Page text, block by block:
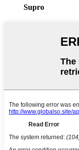
Supro